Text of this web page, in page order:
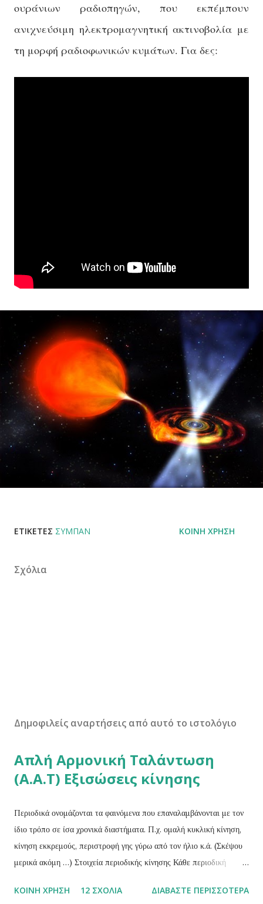
ουράνιων ραδιοπηγών, που εκπέμπουν
ανιχνεύσιμη ηλεκτρομαγνητική ακτινοβολία με
τη μορφή ραδιοφωνικών κυμάτων. Για δες:
ΕΤΙΚΈΤΕΣ ΣΎΜΠΑΝ ΚΟΙΝΉ ΧΡΉΣΗ
Σχόλια
Δημοφιλείς αναρτήσεις από αυτό το ιστολόγιο
Απλή Αρμονική Ταλάντωση
(Α.Α.Τ) Εξισώσεις κίνησης
Περιοδικά ονομάζονται τα φαινόμενα που επαναλαμβάνονται με τον
ίδιο τρόπο σε ίσα χρονικά διαστήματα. Π.χ. ομαλή κυκλική κίνηση,
κίνηση εκκρεμούς, περιστροφή γης γύρω από τον ήλιο κ.ά. (Σκέψου
μερικά ακόμη …) Στοιχεία περιοδικής κίνησης Κάθε περιοδική
ενός περιοδικού φαινομένου ονομάζεται ο χρόνος που απαιτείται για
ΚΟΙΝΉ ΧΡΉΣΗ 12 ΣΧΌΛΙΑ ΔΙΑΒΆΣΤΕ ΠΕΡΙΣΣΌΤΕΡΑ